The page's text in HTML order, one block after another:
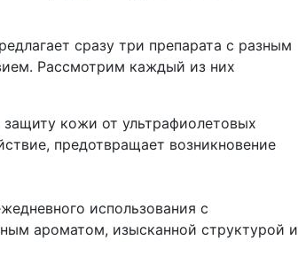
сразу три препарата с разным
Рассмотрим каждый из них
кожи от ультрафиолетовых
предотвращает возникновение
использования с
ароматом, изысканной структурой и